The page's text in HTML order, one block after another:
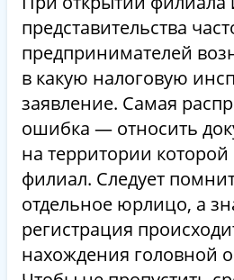
представительства
предпринимателей
в какую налоговую
заявление. Самая
ошибка — относить
на территории которой
филиал. Следует
отдельное юрлицо, а
регистрация
нахождения головной